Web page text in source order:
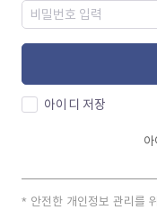
아이디 저장
안전한 개인정보 관리를